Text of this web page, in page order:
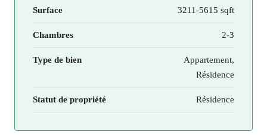
Surface 3211-5615 sqft
Chambres 2-3
Type de bien
Appartement,
Résidence
Statut de propriété Résidence